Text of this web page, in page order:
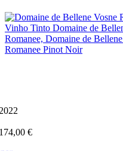
2022
174,00 €